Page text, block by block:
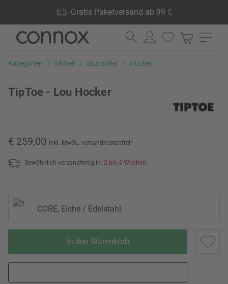
Gratis Paketversand ab 99 €
lagernd, 60 Tage Rückgaberecht
Direkt
Seiteninhalt
Direkt
Suchfeld
Kategorien Möbel Sitzmöbel Hocker
TipToe - Lou Hocker
€ 259,00 inkl. MwSt., versandkostenfrei*
Gewöhnlich versandfertig in: 2 bis 4 Wochen
CORE, Eiche / Edelstahl
In den Warenkorb